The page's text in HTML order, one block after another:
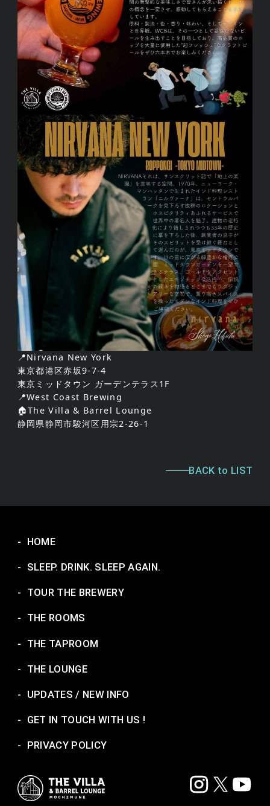
📍Nirvana New York
東京都港区赤坂9-7-4
東京ミッドタウン ガーデンテラス1F
📍West Coast Brewing
🏠The Villa & Barrel Lounge
静岡県静岡市駿河区用宗2-26-1
BACK to LIST
- HOME
- SLEEP. DRINK. SLEEP AGAIN.
- TOUR THE BREWERY
- THE ROOMS
- THE TAPROOM
- THE LOUNGE
- UPDATES / NEW INFO
- GET IN TOUCH WITH US !
- PRIVACY POLICY